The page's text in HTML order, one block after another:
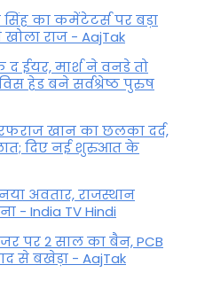
का कमेंटेटर्स पर बड़ा
खोला राज - AajTak
ईयर, मार्श ने वनडे तो
हेड बने सर्वश्रेष्ठ पुरुष
खान का छलका दर्द,
दिए नई शुरुआत के
अवतार, राजस्थान
- India TV Hindi
पर 2 साल का बैन, PCB
से बखेड़ा - AajTak